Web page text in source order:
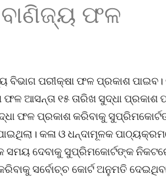
ବାଣିଜ୍ୟ ଫଳ
ବିଭାଗ ପରୀକ୍ଷା ଫଳ ପ୍ରକାଶ
ଆସନ୍ତା ୧୫ ତାରିଖ ସୁଦ୍ଧା ପ୍ରକାଶ
ଫଳ ପ୍ରକାଶ କରିବାକୁ
କଳା ଓ ଧନ୍ଦାମୂଳକ
ସମୟ ଦେବାକୁ ସୁପ୍ରିମକୋର୍ଟଙ୍କ
ସର୍ବୋଚ୍ଚ କୋର୍ଟ ଅନୁମତି